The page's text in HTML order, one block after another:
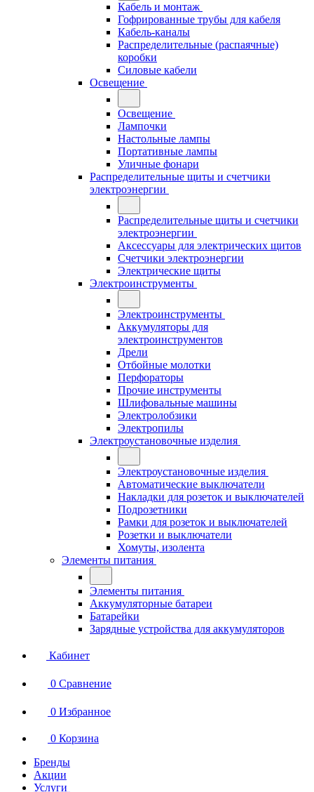
Кабель и монтаж
Гофрированные трубы для кабеля
Кабель-каналы
Распределительные (распаячные)
коробки
Силовые кабели
Освещение
Освещение
Лампочки
Настольные лампы
Портативные лампы
Уличные фонари
Распределительные щиты и счетчики
электроэнергии
Распределительные щиты и счетчики
электроэнергии
Аксессуары для электрических щитов
Счетчики электроэнергии
Электрические щиты
Электроинструменты
Электроинструменты
Аккумуляторы для
электроинструментов
Дрели
Отбойные молотки
Перфораторы
Прочие инструменты
Шлифовальные машины
Электролобзики
Электропилы
Электроустановочные изделия
Электроустановочные изделия
Автоматические выключатели
Накладки для розеток и выключателей
Подрозетники
Рамки для розеток и выключателей
Розетки и выключатели
Хомуты, изолента
Элементы питания
Элементы питания
Аккумуляторные батареи
Батарейки
Зарядные устройства для аккумуляторов
Кабинет
0 Сравнение
0 Избранное
0 Корзина
Бренды
Акции
Услуги